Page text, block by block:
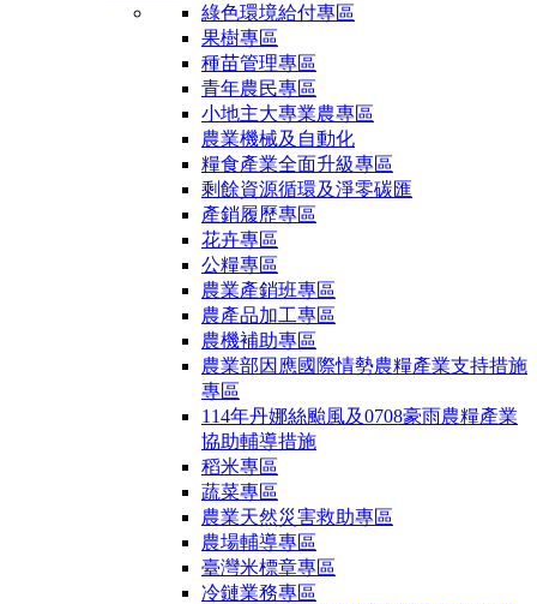
綠色環境給付專區
果樹專區
種苗管理專區
青年農民專區
小地主大專業農專區
農業機械及自動化
糧食產業全面升級專區
剩餘資源循環及淨零碳匯
產銷履歷專區
花卉專區
公糧專區
農業產銷班專區
農產品加工專區
農機補助專區
農業部因應國際情勢農糧產業支持措施
專區
114年丹娜絲颱風及0708豪雨農糧產業
協助輔導措施
稻米專區
蔬菜專區
農業天然災害救助專區
農場輔導專區
臺灣米標章專區
冷鏈業務專區